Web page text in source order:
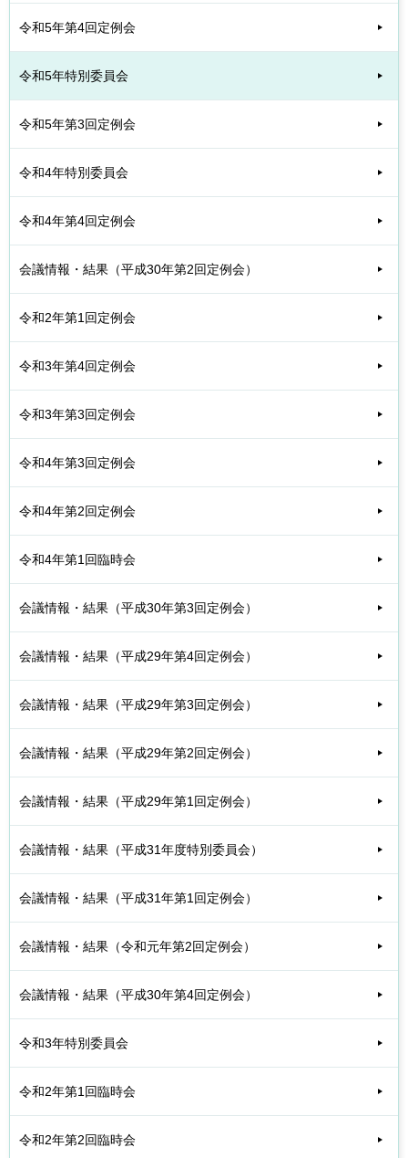
令和5年第4回定例会
令和5年特別委員会
令和5年第3回定例会
令和4年特別委員会
令和4年第4回定例会
会議情報・結果（平成30年第2回定例会）
令和2年第1回定例会
令和3年第4回定例会
令和3年第3回定例会
令和4年第3回定例会
令和4年第2回定例会
令和4年第1回臨時会
会議情報・結果（平成30年第3回定例会）
会議情報・結果（平成29年第4回定例会）
会議情報・結果（平成29年第3回定例会）
会議情報・結果（平成29年第2回定例会）
会議情報・結果（平成29年第1回定例会）
会議情報・結果（平成31年度特別委員会）
会議情報・結果（平成31年第1回定例会）
会議情報・結果（令和元年第2回定例会）
会議情報・結果（平成30年第4回定例会）
令和3年特別委員会
令和2年第1回臨時会
令和2年第2回臨時会